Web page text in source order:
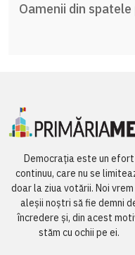
Oamenii din
Democrația este un efort
continuu, care nu se
doar la ziua votării. Noi
aleșii noștri să fie demni
încredere și, din acest
stăm cu ochii pe ei.